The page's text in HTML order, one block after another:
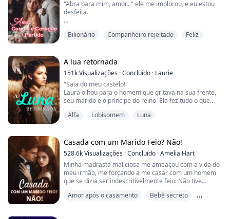
"Abra para mim, amor..." ele me implorou, e eu estou
desfeita.
ele começou a me acariciar, cada parte, por dentro e
assim.
Mas Ethan estava determinado, ele começou a
esfregar, empurrar, e eu não pude me conter enquanto
eu gemia de prazer, arqueando as c...
Bilionário Companheiro rejeitado Feliz
A lua retornada
151kVisualizações ·Concluído · Laurie
"Saia do meu castelo!"
Laura olhou para o homem que gritava na sua frente,
seu marido e o príncipe do reino. Ela fez tudo o que
ainda a abandonou. Porque ela não era a sua
companheira... A Deusa da Lua teve pena dela e deu-
lhe uma segunda vida.
Agora ela não é mais Luna Laura, mas La...
Alfa Lobisomem Luna
Casada com um Marido Feio? Não!
528.6kVisualizações ·Concluído ·Amelia Hart
Minha madrasta maliciosa me ameaçou com a vida do
meu irmão, me forçando a me casar com um homem
que se dizia ser indescritivelmente feio. Não tive
casamento, descobri que esse homem não era feio de
Amor após o casamento
Bebê secreto